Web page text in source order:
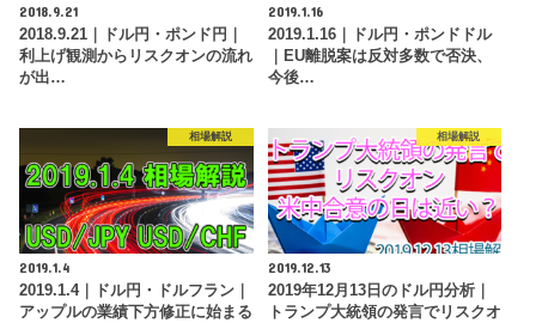
2018.9.21
2018.9.21｜ドル円・ポンド円｜
利上げ観測からリスクオンの流れ
が出…
2019.1.16
2019.1.16｜ドル円・ポンドドル
｜EU離脱案は反対多数で否決、
今後…
相場解説
2019.1.4
2019.1.4｜ドル円・ドルフラン｜
アップルの業績下方修正に始まる
相場解説
2019.12.13
2019年12月13日のドル円分析｜
トランプ大統領の発言でリスクオ